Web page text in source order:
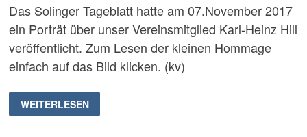
Das Solinger Tageblatt hatte am 07.November 2017
ein Porträt über unser Vereinsmitglied Karl-Heinz Hill
veröffentlicht. Zum Lesen der kleinen Hommage
einfach auf das Bild klicken. (kv)
WEITERHIN
AUF
HOHEM
WEITERLESEN